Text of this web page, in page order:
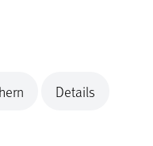
Zuwegung
nur für
Details